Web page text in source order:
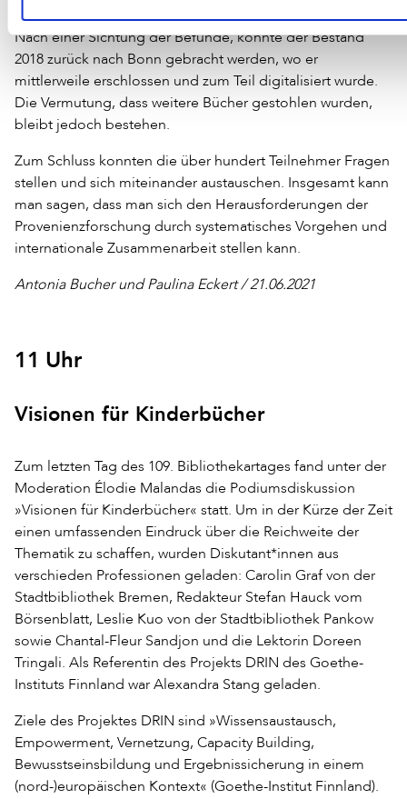
entwendet und waren seither in belgischem Privatbesitz.
Nach einer Sichtung der Befunde, konnte der Bestand
2018 zurück nach Bonn gebracht werden, wo er
mittlerweile erschlossen und zum Teil digitalisiert wurde.
Die Vermutung, dass weitere Bücher gestohlen wurden,
bleibt jedoch bestehen.
Zum Schluss konnten die über hundert Teilnehmer Fragen
stellen und sich miteinander austauschen. Insgesamt kann
man sagen, dass man sich den Herausforderungen der
Provenienzforschung durch systematisches Vorgehen und
internationale Zusammenarbeit stellen kann.
Antonia Bucher und Paulina Eckert / 21.06.2021
11 Uhr
Visionen für Kinderbücher
Zum letzten Tag des 109. Bibliothekartages fand unter der
Moderation Élodie Malandas die Podiumsdiskussion
»Visionen für Kinderbücher« statt. Um in der Kürze der Zeit
einen umfassenden Eindruck über die Reichweite der
Thematik zu schaffen, wurden Diskutant*innen aus
verschieden Professionen geladen: Carolin Graf von der
Stadtbibliothek Bremen, Redakteur Stefan Hauck vom
Börsenblatt, Leslie Kuo von der Stadtbibliothek Pankow
sowie Chantal-Fleur Sandjon und die Lektorin Doreen
Tringali. Als Referentin des Projekts DRIN des Goethe-
Instituts Finnland war Alexandra Stang geladen.
Ziele des Projektes DRIN sind »Wissensaustausch,
Empowerment, Vernetzung, Capacity Building,
Bewusstseinsbildung und Ergebnissicherung in einem
(nord-)europäischen Kontext« (Goethe-Institut Finnland).